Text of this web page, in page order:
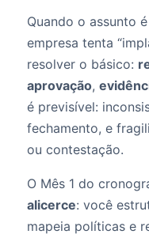
Quando o assunto é
empresa tenta
resolver o básico:
aprovação,
é previsível:
fechamento, e
ou contestação.
O Mês 1 do
alicerce: você
mapeia políticas e